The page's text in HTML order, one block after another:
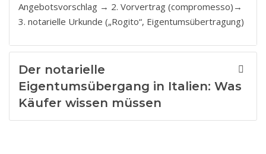
Angebotsvorschlag → 2. Vorvertrag (compromesso)→
3. notarielle Urkunde („Rogito“, Eigentumsübertragung)
Der notarielle
Eigentumsübergang in Italien: Was
Käufer wissen müssen